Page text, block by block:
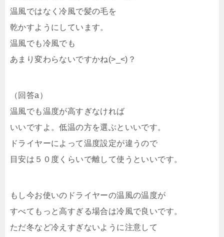
温風ではなく冷風で髪の毛を
乾かすようにしています。
温風でも冷風でも
あまり変わらないですかね(>_<)？
（回答a）
温風でも温度が高すぎなければ
いいですよ。低温の方を選ぶといいです。
ドライヤーによって温度設定が違うので
目安は５０度くらいで離して使うといいです。
もし今お使いのドライヤーの温風の温度が
すべてもっと高すぎる場合は冷風で良いです。
ただ冬など冷えすぎないように注意して